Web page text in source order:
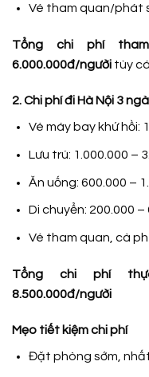
Vé tham quan/phát
Tổng chi phí
6.000.000đ/người tùy
2. Chi phí đi Hà Nội 3
Vé máy bay khứ hồi:
Lưu trú: 1.000.000 –
Ăn uống: 600.000 –
Di chuyển: 200.000 –
Vé tham quan, cà
Tổng chi phí
8.500.000đ/người
Mẹo tiết kiệm chi phí
Đặt phòng sớm,